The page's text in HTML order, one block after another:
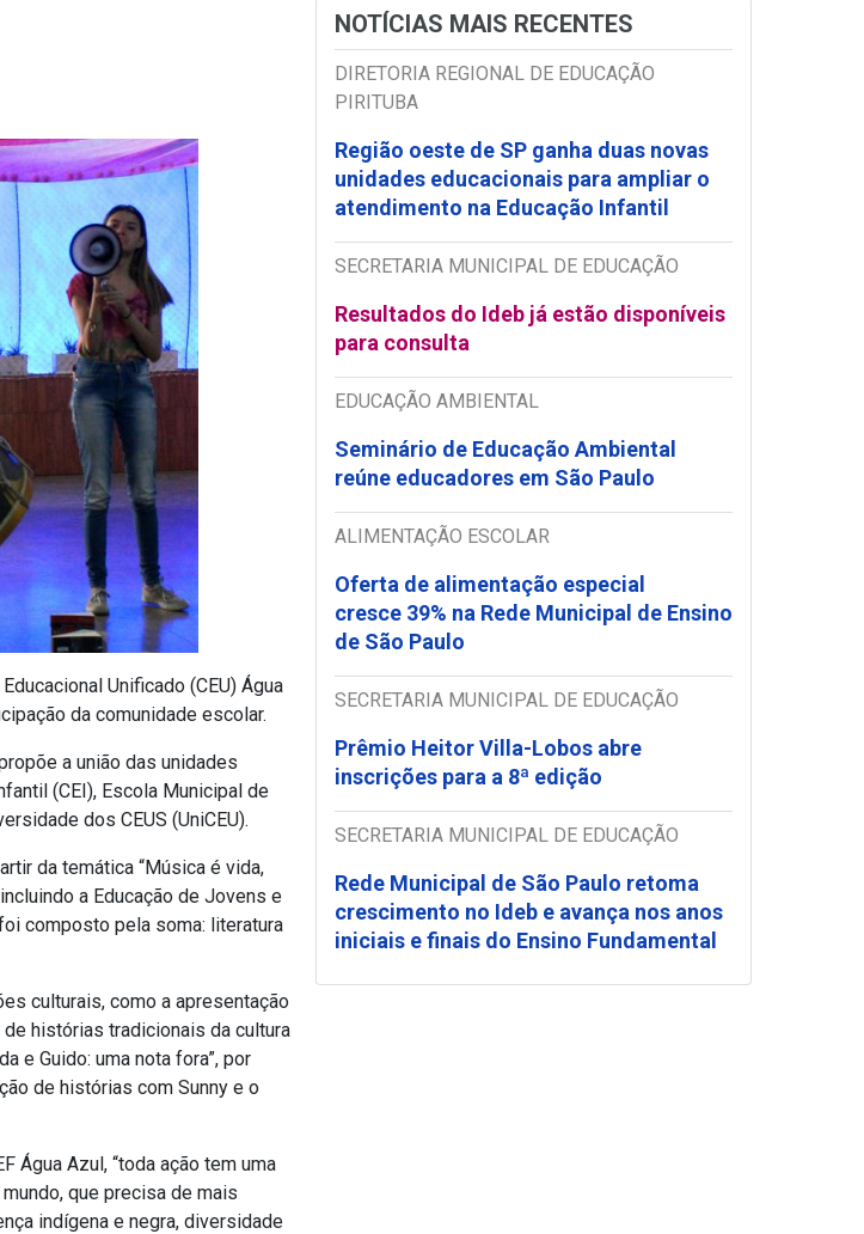
Unificado (CEU) Água
da comunidade escolar.
a união das unidades
(CEI), Escola Municipal de
dos CEUS (UniCEU).
da temática “Música é vida,
a Educação de Jovens e
composto pela soma: literatura
culturais, como a apresentação
histórias tradicionais da cultura
e Guido: uma nota fora”, por
de histórias com Sunny e o
Água Azul, “toda ação tem uma
que precisa de mais
indígena e negra, diversidade
NOTÍCIAS MAIS RECENTES
DIRETORIA REGIONAL DE EDUCAÇÃO
PIRITUBA
Região oeste de SP ganha duas novas
unidades educacionais para ampliar o
atendimento na Educação Infantil
SECRETARIA MUNICIPAL DE EDUCAÇÃO
Resultados do Ideb já estão disponíveis
para consulta
EDUCAÇÃO AMBIENTAL
Seminário de Educação Ambiental
reúne educadores em São Paulo
ALIMENTAÇÃO ESCOLAR
Oferta de alimentação especial
cresce 39% na Rede Municipal de Ensino
de São Paulo
SECRETARIA MUNICIPAL DE EDUCAÇÃO
Prêmio Heitor Villa-Lobos abre
inscrições para a 8ª edição
SECRETARIA MUNICIPAL DE EDUCAÇÃO
Rede Municipal de São Paulo retoma
crescimento no Ideb e avança nos anos
iniciais e finais do Ensino Fundamental